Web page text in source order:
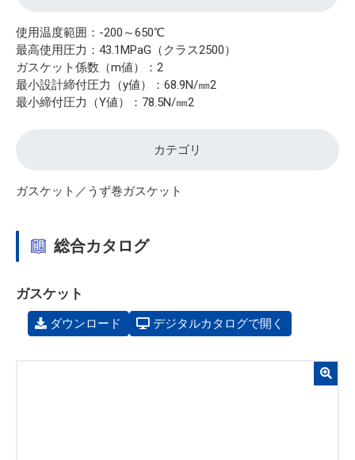
使用温度範囲：-200～650℃
最高使用圧力：43.1MPaG（クラス2500）
ガスケット係数（m値）：2
最小設計締付圧力（y値）：68.9N/㎜2
最小締付圧力（Y値）：78.5N/㎜2
カテゴリ
ガスケット／うず巻ガスケット
総合カタログ
ガスケット
ダウンロード デジタルカタログで開く